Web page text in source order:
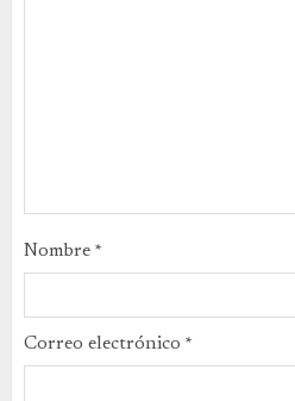
Nombre *
Correo electrónico *